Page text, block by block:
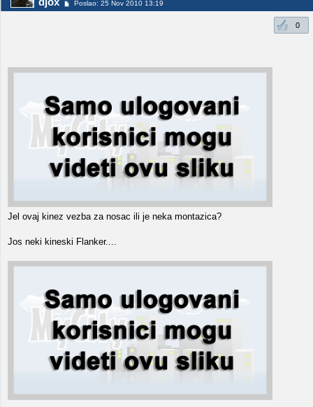
Poslao: 25 Nov 2010 13:19
0
Jel ovaj kinez vezba za nosac ili je neka montazica?
Jos neki kineski Flanker....